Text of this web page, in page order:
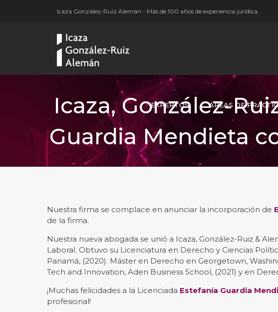
Icaza González-Ruiz Alemán - Más de 100 años de experiencia jurídica.
EXPERTOS ÁREAS DE
Icaza, González-
Guardia Mendieta
Nuestra firma se complace en anunciar la incorporación de
de la firma.
Nuestra nueva abogada se unió a Icaza, González-Ruiz &
Laboral. Obtuvo su Licenciatura en Derecho y Ciencias
Panamá, (2020). Máster en Derecho en Georgetown,
Tech and Innovation, Aden Business School, (2021) y en
¡Muchas felicidades a la Licenciada Estefanía Guardia
profesional!